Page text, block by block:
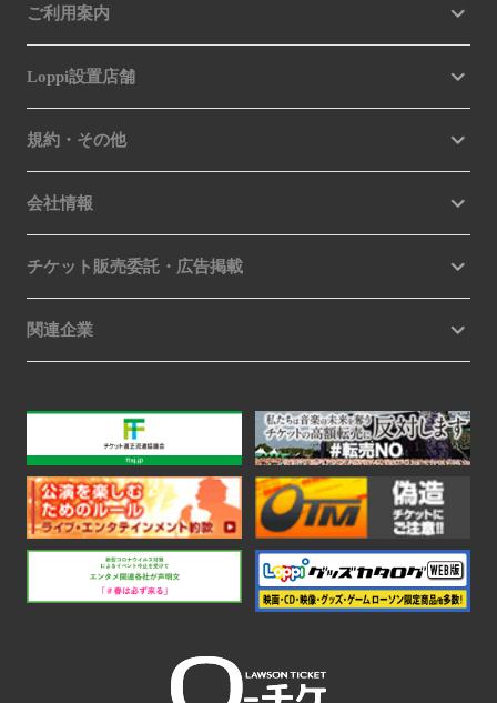
ご利用案内
Loppi設置店舗
規約・その他
会社情報
チケット販売委託・広告掲載
関連企業